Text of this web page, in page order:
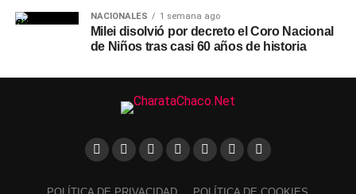
NACIONALES 1 semana ago
Milei disolvió por decreto el Coro Nacional
de Niños tras casi 60 años de historia